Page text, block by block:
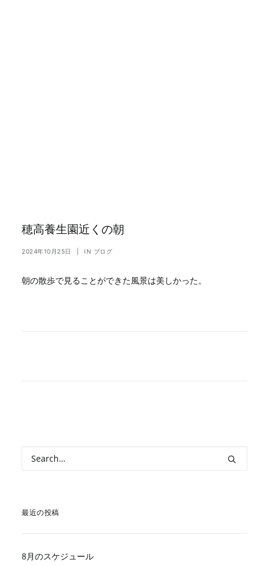
穂高養生園近くの朝
2024年10月25日 IN ブログ
朝の散歩で見ることができた風景は美しかった。
最近の投稿
8月のスケジュール